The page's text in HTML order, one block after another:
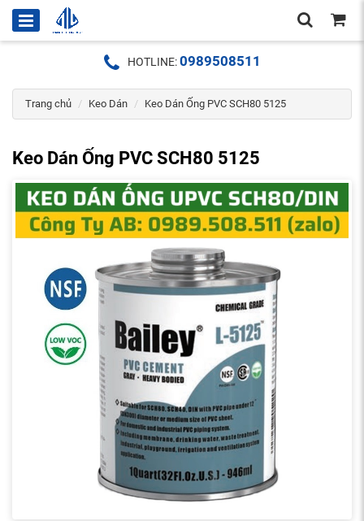
HOTLINE:0989508511
Trang chủ Keo Dán Keo Dán Ống PVC SCH80 5125
Keo Dán Ống PVC SCH80 5125